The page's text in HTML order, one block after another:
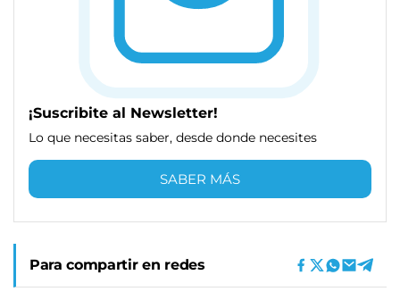
¡Suscribite al Newsletter!
Lo que necesitas saber, desde donde necesites
SABER MÁS
Para compartir en redes